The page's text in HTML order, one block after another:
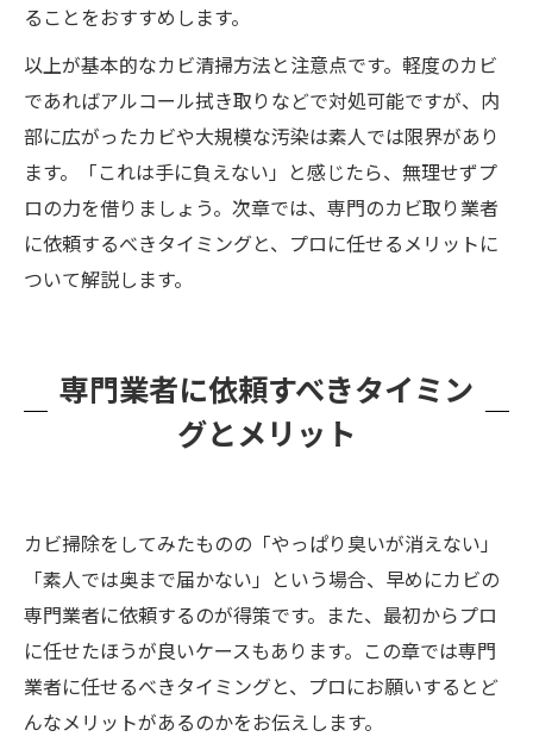
ることをおすすめします。
以上が基本的なカビ清掃方法と注意点です。軽度のカビ
であればアルコール拭き取りなどで対処可能ですが、内
部に広がったカビや大規模な汚染は素人では限界があり
ます。「これは手に負えない」と感じたら、無理せずプ
ロの力を借りましょう。次章では、専門のカビ取り業者
に依頼するべきタイミングと、プロに任せるメリットに
ついて解説します。
専門業者に依頼すべきタイミン
グとメリット
カビ掃除をしてみたものの「やっぱり臭いが消えない」
「素人では奥まで届かない」という場合、早めにカビの
専門業者に依頼するのが得策です。また、最初からプロ
に任せたほうが良いケースもあります。この章では専門
業者に任せるべきタイミングと、プロにお願いするとど
んなメリットがあるのかをお伝えします。